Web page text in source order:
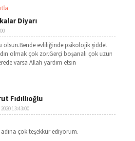
Diyarı
olsun.Bende evliliğinde psikolojik şiddet
olmak çok zor.Gerçi boşanalı çok uzun
varsa Allah yardım etsin
Fıdıllıoğlu
13:43:00
çok teşekkür ediyorum.